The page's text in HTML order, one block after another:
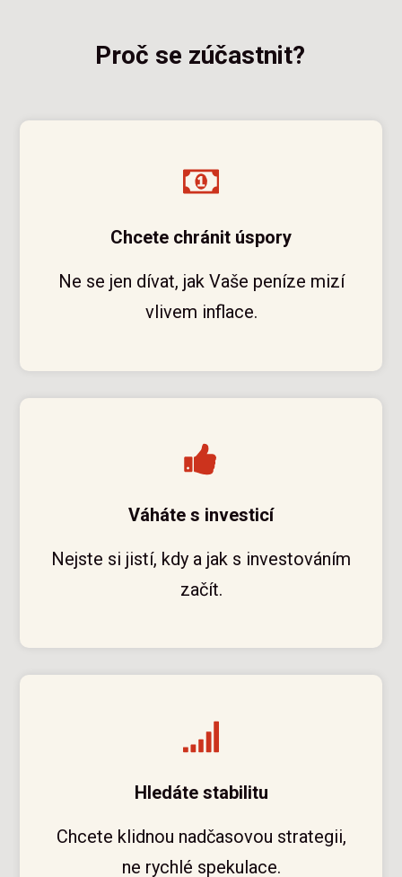
Proč se zúčastnit?
Chcete chránit úspory
Ne se jen dívat, jak Vaše peníze mizí
vlivem inflace.
Váháte s investicí
Nejste si jistí, kdy a jak s investováním
začít.
Hledáte stabilitu
Chcete klidnou nadčasovou strategii,
ne rychlé spekulace.